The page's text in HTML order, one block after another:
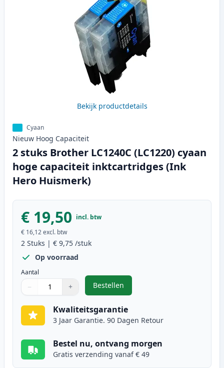
Bekijk productdetails
Cyaan
Nieuw Hoog Capaciteit
2 stuks Brother LC1240C (LC1220) cyaan
hoge capaciteit inktcartridges (Ink
Hero Huismerk)
€ 19,50 incl. btw
€ 16,12excl. btw
2 Stuks | € 9,75 /stuk
Op voorraad
Aantal
Gebruik de knoppen om aan te passen
− +
1
Bestellen
,2 stuks Brother LC1240C
Kwaliteitsgarantie
3 Jaar Garantie. 90 Dagen Retour
Bestel nu, ontvang morgen
Gratis verzending vanaf € 49